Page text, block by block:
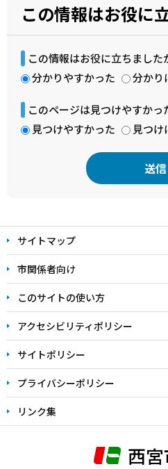
この情報はお役に
この情報はお役に立ちました
分かりやすかった
分かり
このページは見つけやすかっ
見つけやすかった
見つけ
文
こ
こ
ま
で
サイトマップ
市関係者向け
このサイトの使い方
アクセシビリティポリシー
サイトポリシー
プライバシーポリシー
リンク集
西